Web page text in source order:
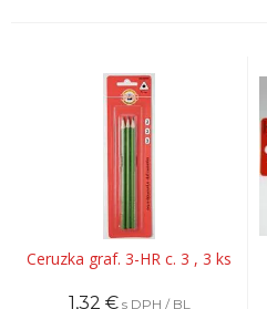
Ceruzka graf. 3-HR c. 3 , 3 ks
1,32 € s DPH / BL